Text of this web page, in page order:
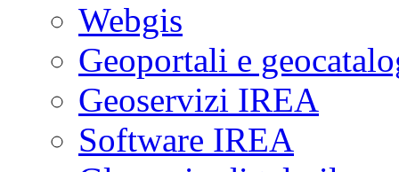
Webgis
Geoportali e
Geoservizi IREA
Software IREA